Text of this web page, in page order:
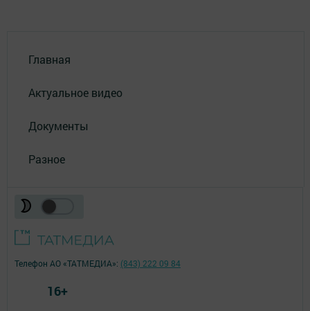
Главная
Актуальное видео
Документы
Разное
Телефон АО «ТАТМЕДИА»: (843) 222 09 84
16+